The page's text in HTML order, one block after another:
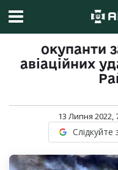
окупанти
авіаційних
13 Липня 2022,